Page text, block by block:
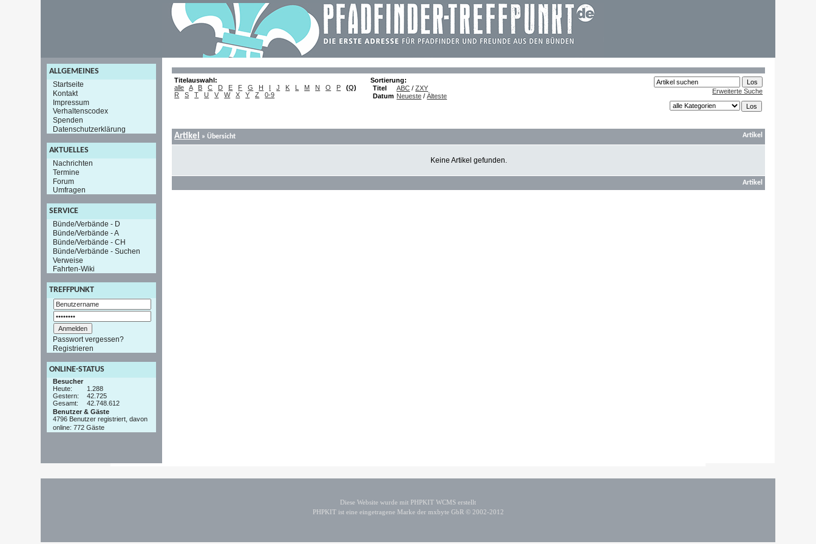
ALLGEMEINES
Startseite
Kontakt
Impressum
Verhaltenscodex
Spenden
Datenschutzerklärung
AKTUELLES
Nachrichten
Termine
Forum
Umfragen
SERVICE
Bünde/Verbände - D
Bünde/Verbände - A
Bünde/Verbände - CH
Bünde/Verbände - Suchen
Verweise
Fahrten-Wiki
TREFFPUNKT
Passwort vergessen?
Registrieren
ONLINE-STATUS
Besucher
Heute:
1.288
Gestern:
42.725
Gesamt:
42.748.612
Benutzer & Gäste
4796 Benutzer registriert, davon
online: 772 Gäste
Titelauswahl:
alle
A B C D E F G H I J K L M N O P (Q)
R
S T U V W X Y Z 0-9
Sortierung:
Titel
ABC /ZXY
Datum Neueste /Älteste
Erweiterte Suche
Artikel » Übersicht Artikel
Keine Artikel gefunden.
Artikel
Diese Website wurde mit PHPKIT WCMS erstellt
PHPKIT ist eine eingetragene Marke der mxbyte GbR © 2002-2012